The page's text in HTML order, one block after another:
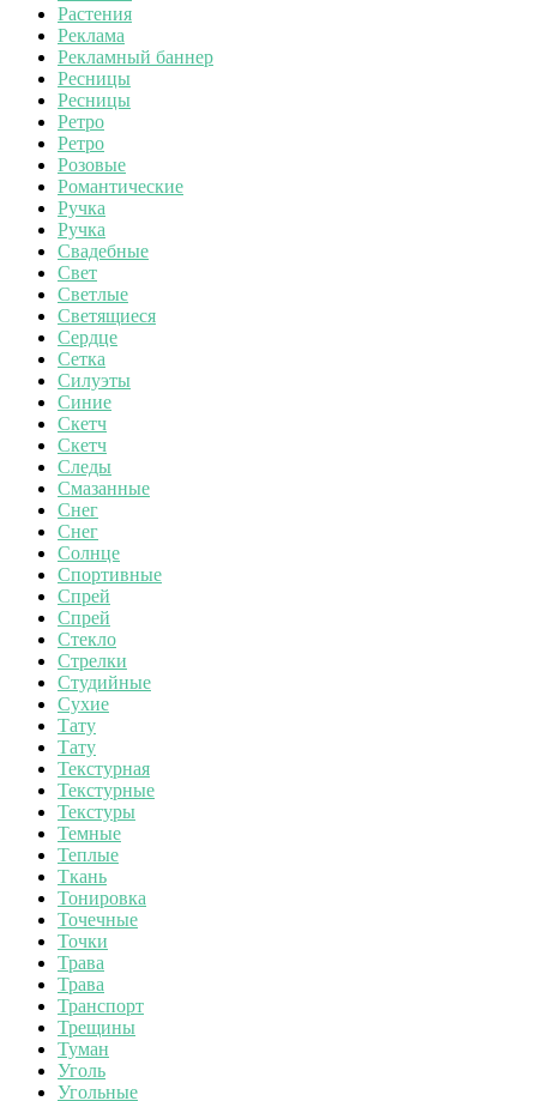
Растения
Реклама
Рекламный баннер
Ресницы
Ресницы
Ретро
Ретро
Розовые
Романтические
Ручка
Ручка
Свадебные
Свет
Светлые
Светящиеся
Сердце
Сетка
Силуэты
Синие
Скетч
Скетч
Следы
Смазанные
Снег
Снег
Солнце
Спортивные
Спрей
Спрей
Стекло
Стрелки
Студийные
Сухие
Тату
Тату
Текстурная
Текстурные
Текстуры
Темные
Теплые
Ткань
Тонировка
Точечные
Точки
Трава
Трава
Транспорт
Трещины
Туман
Уголь
Угольные